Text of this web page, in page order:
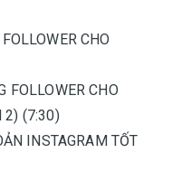
CHO
FOLLOWER CHO
2) (7:30)
INSTAGRAM TỐT